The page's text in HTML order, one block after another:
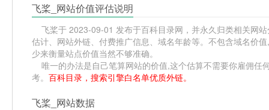
飞桨_网站价值评估说明
飞桨于 2023-09-01 发布于百科目录网，并永久归类相关网
估计、网站外链、付费推广信息、域名年龄等。不包含域名价
少来衡量站点价值当然不够准确。
唯一的办法是自己笔算网站的价值,这个估算不需要你雇佣任
考。百科目录，搜索引擎白名单优质外链。
飞桨_网站数据